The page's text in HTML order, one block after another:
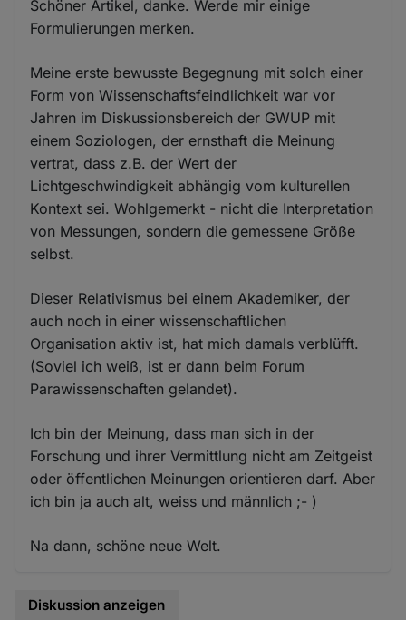
Schöner Artikel, danke. Werde mir einige
Formulierungen merken.
Meine erste bewusste Begegnung mit solch einer
Form von Wissenschaftsfeindlichkeit war vor
Jahren im Diskussionsbereich der GWUP mit
einem Soziologen, der ernsthaft die Meinung
vertrat, dass z.B. der Wert der
Lichtgeschwindigkeit abhängig vom kulturellen
Kontext sei. Wohlgemerkt - nicht die Interpretation
von Messungen, sondern die gemessene Größe
selbst.
Dieser Relativismus bei einem Akademiker, der
auch noch in einer wissenschaftlichen
Organisation aktiv ist, hat mich damals verblüfft.
(Soviel ich weiß, ist er dann beim Forum
Parawissenschaften gelandet).
Ich bin der Meinung, dass man sich in der
Forschung und ihrer Vermittlung nicht am Zeitgeist
oder öffentlichen Meinungen orientieren darf. Aber
ich bin ja auch alt, weiss und männlich ;- )
Na dann, schöne neue Welt.
Diskussion anzeigen